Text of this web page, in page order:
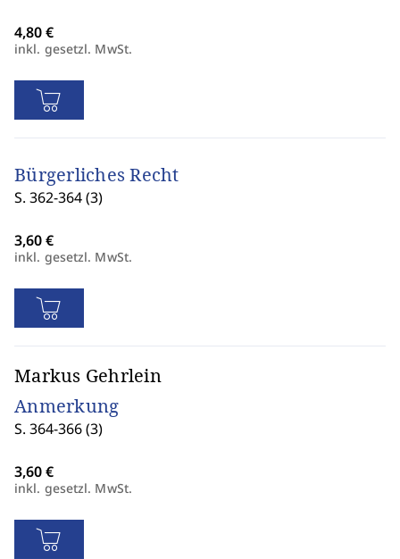
inkl. gesetzl. MwSt.
Bürgerliches Recht
S. 362-364 (3)
inkl. gesetzl. MwSt.
Markus Gehrlein
Anmerkung
S. 364-366 (3)
inkl. gesetzl. MwSt.